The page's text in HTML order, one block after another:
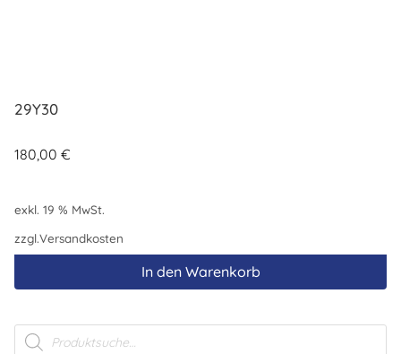
29Y30
180,00 €
exkl. 19 % MwSt.
zzgl.Versandkosten
In den Warenkorb
Products
search